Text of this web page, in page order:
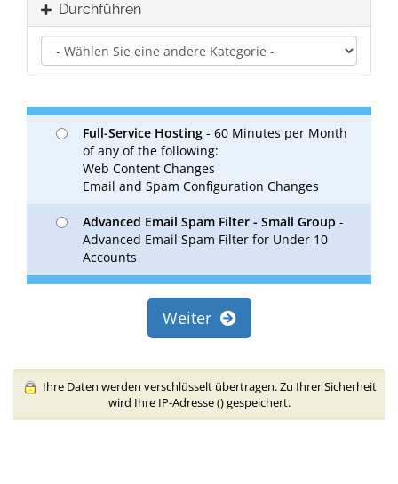
Durchführen
Full-Service Hosting - 60 Minutes per Month
of any of the following:
Web Content Changes
Email and Spam Configuration Changes
Advanced Email Spam Filter - Small Group -
Advanced Email Spam Filter for Under 10
Accounts
Weiter
Ihre Daten werden verschlüsselt übertragen. Zu Ihrer Sicherheit
wird Ihre IP-Adresse () gespeichert.